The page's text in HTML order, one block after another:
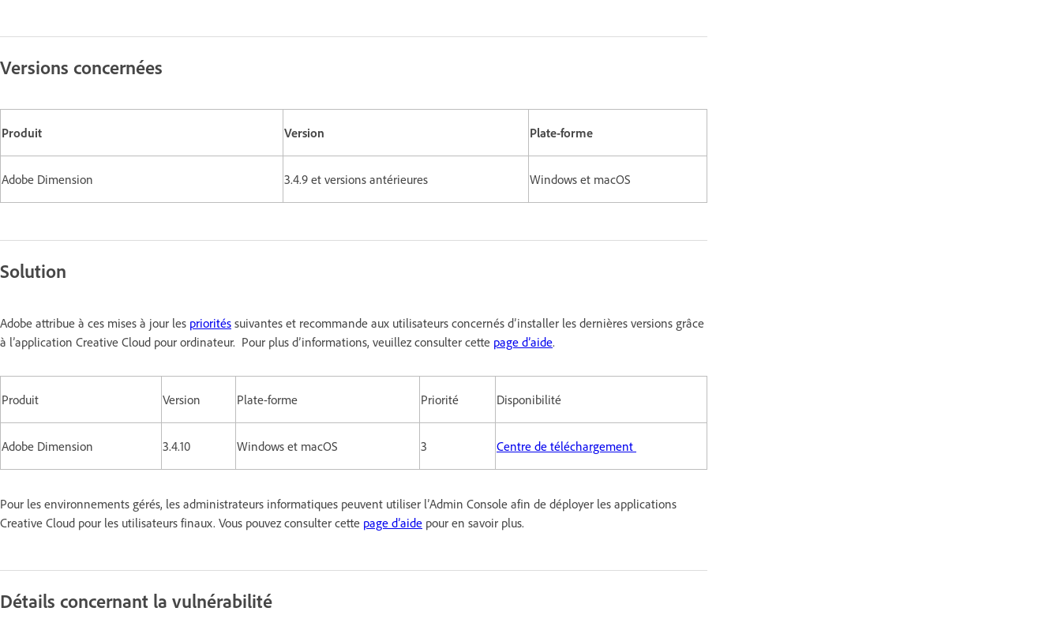
Versions concernées
Produit Version Plate-forme
Adobe Dimension 3.4.9 et versions antérieures Windows et macOS
Solution
Adobe attribue à ces mises à jour les priorités suivantes et recommande aux utilisateurs concernés d’installer les dernières versions grâce
à l’application Creative Cloud pour ordinateur. Pour plus d’informations, veuillez consulter cette page d’aide.
Produit Version Plate-forme Priorité Disponibilité
Adobe Dimension 3.4.10 Windows et macOS 3 Centre de téléchargement
Pour les environnements gérés, les administrateurs informatiques peuvent utiliser l’Admin Console afin de déployer les applications
Creative Cloud pour les utilisateurs finaux. Vous pouvez consulter cette page d’aide pour en savoir plus.
Détails concernant la vulnérabilité